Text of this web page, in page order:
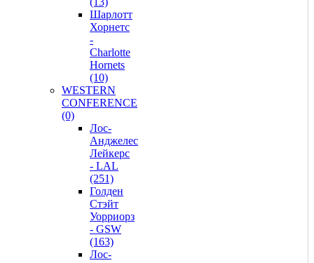
Шарлотт
Хорнетс
-
Charlotte
Hornets
(10)
WESTERN
CONFERENCE
(0)
Лос-
Анджелес
Лейкерс
- LAL
(251)
Голден
Стэйт
Уорриорз
- GSW
(163)
Лос-